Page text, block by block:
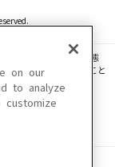
・音声等を、手段や形態
ファイル化などすること
があります。
ります。
on our
to analyze